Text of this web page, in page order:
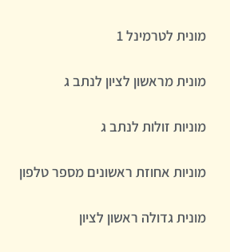
מונית לטרמינל 1
מונית מראשון לציון לנתב ג
מוניות זולות לנתב ג
מוניות אחוזת ראשונים מספר טלפון
מונית גדולה ראשון לציון